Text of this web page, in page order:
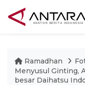
Ramadhan
Menyusul Ginting,
besar Daihatsu